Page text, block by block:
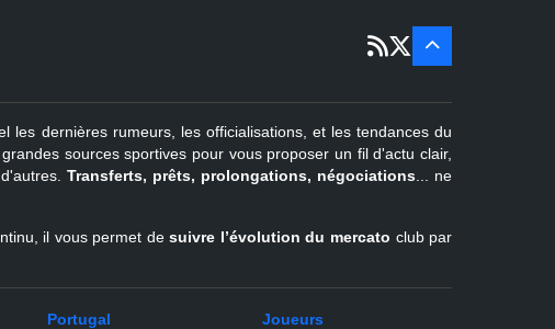
sept
Turquie
sept
Belgique
er
juil -
31 août
les dernières rumeurs, les officialisations, et les tendances du
sources sportives pour vous proposer un fil d'actu clair,
d'autres.Transferts, prêts, prolongations, négociations ... ne
il vous permet desuivre l’évolution du mercato club par
Portugal Joueurs